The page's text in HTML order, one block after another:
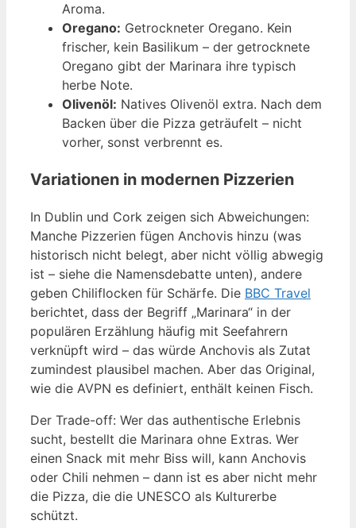
Aroma.
Oregano: Getrockneter Oregano. Kein
frischer, kein Basilikum – der getrocknete
Oregano gibt der Marinara ihre typisch
herbe Note.
Olivenöl: Natives Olivenöl extra. Nach dem
Backen über die Pizza geträufelt – nicht
vorher, sonst verbrennt es.
Variationen in modernen Pizzerien
In Dublin und Cork zeigen sich Abweichungen:
Manche Pizzerien fügen Anchovis hinzu (was
historisch nicht belegt, aber nicht völlig abwegig
ist – siehe die Namensdebatte unten), andere
geben Chiliflocken für Schärfe. Die BBC Travel
berichtet, dass der Begriff „Marinara“ in der
populären Erzählung häufig mit Seefahrern
verknüpft wird – das würde Anchovis als Zutat
zumindest plausibel machen. Aber das Original,
wie die AVPN es definiert, enthält keinen Fisch.
Der Trade-off: Wer das authentische Erlebnis
sucht, bestellt die Marinara ohne Extras. Wer
einen Snack mit mehr Biss will, kann Anchovis
oder Chili nehmen – dann ist es aber nicht mehr
die Pizza, die die UNESCO als Kulturerbe
schützt.